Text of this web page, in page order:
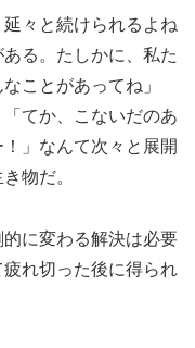
延々と続けられるよね
る。たしかに、私た
ことがあってね」
「てか、こないだのあ
」なんて次々と展開
物だ。
に変わる解決は必要
れ切った後に得られ